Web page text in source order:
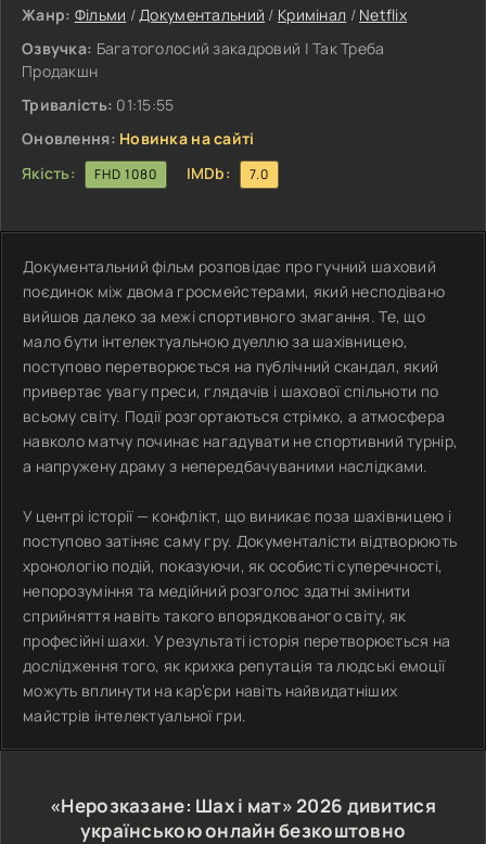
Жанр: Фільми /Документальний / Кримінал / Netflix
Озвучка: Багатоголосий закадровий | Так Треба
Продакшн
Тривалість: 01:15:55
Оновлення: Новинка на сайті
Якість:
FHD 1080 IMDb: 7.0
Документальний фільм розповідає про гучний шаховий
поєдинок між двома гросмейстерами, який несподівано
вийшов далеко за межі спортивного змагання. Те, що
мало бути інтелектуальною дуеллю за шахівницею,
поступово перетворюється на публічний скандал, який
привертає увагу преси, глядачів і шахової спільноти по
всьому світу. Події розгортаються стрімко, а атмосфера
навколо матчу починає нагадувати не спортивний турнір,
а напружену драму з непередбачуваними наслідками.
У центрі історії — конфлікт, що виникає поза шахівницею і
поступово затіняє саму гру. Документалісти відтворюють
хронологію подій, показуючи, як особисті суперечності,
непорозуміння та медійний розголос здатні змінити
сприйняття навіть такого впорядкованого світу, як
професійні шахи. У результаті історія перетворюється на
дослідження того, як крихка репутація та людські емоції
можуть вплинути на кар’єри навіть найвидатніших
майстрів інтелектуальної гри.
«Нерозказане: Шах і мат»2026 дивитися
українською онлайн безкоштовно